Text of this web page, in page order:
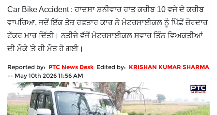
Car Bike Accident : ਹਾਦਸਾ ਸ਼ਨੀਵਾਰ ਰਾਤ ਕਰੀਬ 10 ਵਜੇ ਦੇ ਕਰੀਬ
ਵਾਪਰਿਆ, ਜਦੋਂ ਇੱਕ ਤੇਜ਼ ਰਫਤਾਰ ਕਾਰ ਨੇ ਮੋਟਰਸਾਈਕਲ ਨੂੰ ਪਿੱਛੋਂ ਜ਼ੋਰਦਾਰ
ਟੱਕਰ ਮਾਰ ਦਿੱਤੀ। ਨਤੀਜੇ ਵੱਜੋਂ ਮੋਟਰਸਾਈਕਲ ਸਵਾਰ ਤਿੰਨ ਵਿਅਕਤੀਆਂ
ਦੀ ਮੌਕੇ 'ਤੇ ਹੀ ਮੌਤ ਹੋ ਗਈ।
Reported by: PTC News Desk Edited by: KRISHAN KUMAR SHARMA
-- May 10th 2026 11:56 AM